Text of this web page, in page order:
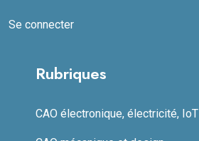
Se connecter
Rubriques
CAO électronique, électricité, IoT